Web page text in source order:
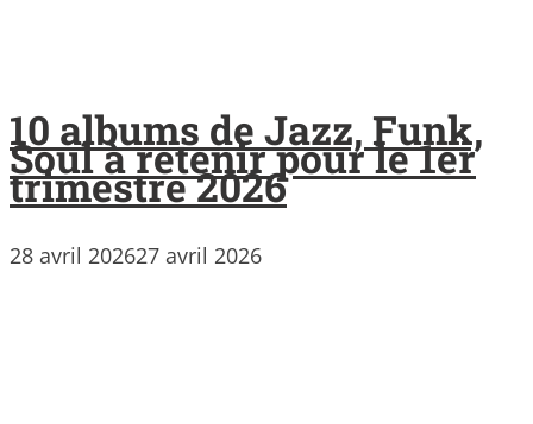
10 albums de Jazz, Funk,
Soul à retenir pour le 1er
trimestre 2026
28 avril 202627 avril 2026